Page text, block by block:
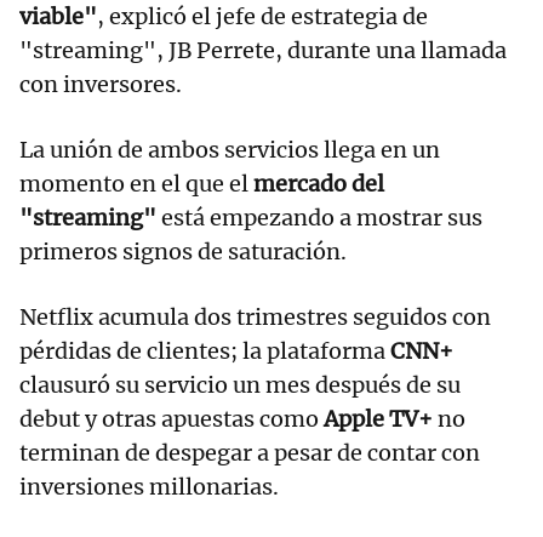
viable", explicó el jefe de estrategia de
"streaming", JB Perrete, durante una llamada
con inversores.
La unión de ambos servicios llega en un
momento en el que elmercado del
"streaming" está empezando a mostrar sus
primeros signos de saturación.
Netflix acumula dos trimestres seguidos con
pérdidas de clientes; la plataformaCNN+
clausuró su servicio un mes después de su
debut y otras apuestas comoApple TV+ no
terminan de despegar a pesar de contar con
inversiones millonarias.